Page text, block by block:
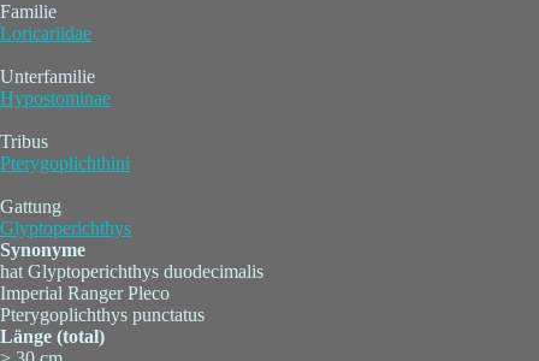
Familie
Loricariidae
Unterfamilie
Hypostominae
Tribus
Pterygoplichthini
Gattung
Glyptoperichthys
Synonyme
hat Glyptoperichthys duodecimalis
Imperial Ranger Pleco
Pterygoplichthys punctatus
Länge (total)